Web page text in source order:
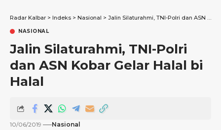
Radar Kalbar > Indeks > Nasional > Jalin Silaturahmi, TNI-Polri dan ASN Kobar Gelar Halal bi Halal
NASIONAL
Jalin Silaturahmi, TNI-Polri
dan ASN Kobar Gelar Halal bi
Halal
10/06/2019 Nasional